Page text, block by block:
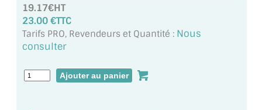
MIROIR POUR PORTE
MIROIR DE SALLE DE BAIN
MIROIR POUR SALLE DE SPORT
19.17€HT
23.00 €TTC
Tarifs PRO, Revendeurs et Quantité : Nous
consulter